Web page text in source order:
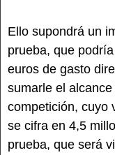
Ello supondrá un
prueba, que
euros de gasto
sumarle el
competición, cuyo
se cifra en 4,5
prueba, que será